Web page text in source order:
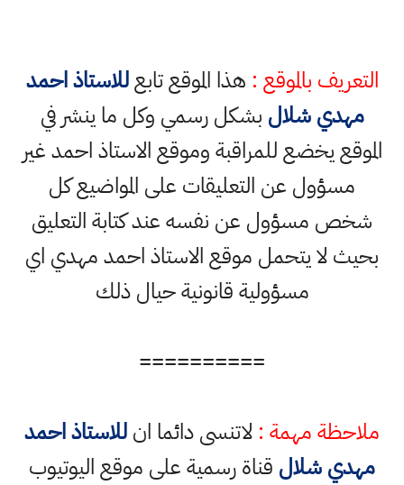
التعريف بالموقع : هذا الموقع تابعللاستاذ احمد
مهدي شلال بشكل رسمي وكل ما ينشر في
الموقع يخضع للمراقبة وموقع الاستاذ احمد غير
مسؤول عن التعليقات على المواضيع كل
شخص مسؤول عن نفسه عند كتابة التعليق
بحيث لا يتحمل موقع الاستاذ احمد مهدي اي
مسؤولية قانونية حيال ذلك
==========
ملاحظة مهمة : لاتنسى دائما انللاستاذ احمد
مهدي شلال قناة رسمية على موقع اليوتيوب